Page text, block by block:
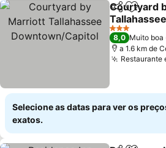
Partilhar
Courtyard
Tallahassee
Downtown/
Ver preços
3 Estrelas
8,0 Muito boa
a 1.6 km de
Restaurante
Selecione as datas para ver os
exatos.